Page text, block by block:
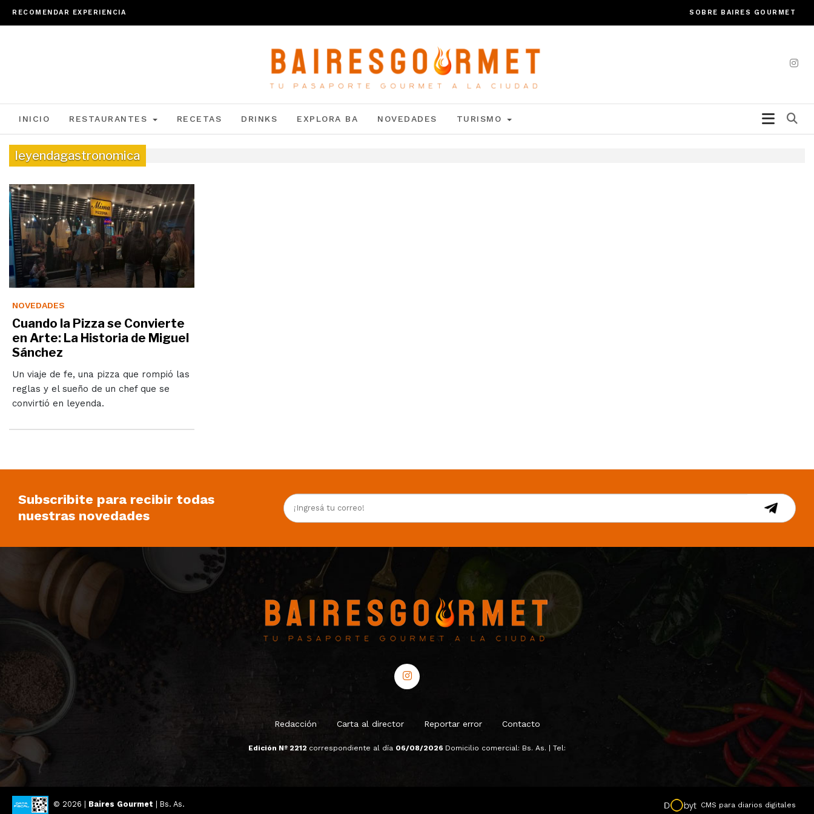
RECOMENDAR EXPERIENCIA SOBRE BAIRES GOURMET
INICIO RESTAURANTES RECETAS DRINKS EXPLORA BA NOVEDADES TURISMO
leyendagastronomica
NOVEDADES
Cuando la Pizza se Convierte
en Arte: La Historia de Miguel
Sánchez
Un viaje de fe, una pizza que rompió las
reglas y el sueño de un chef que se
convirtió en leyenda.
Subscribite para recibir todas
nuestras novedades
Redacción Carta al director Reportar error Contacto
Edición Nº 2212 correspondiente al día 06/08/2026 Domicilio comercial: Bs. As. | Tel:
© 2026 | Baires Gourmet | Bs. As. CMS para diarios digitales